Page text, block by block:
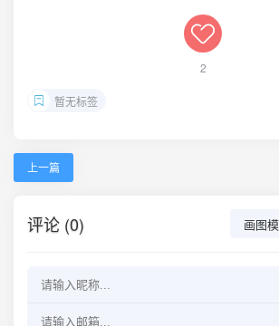
2
暂无标签
上一篇
评论 (0) 画图